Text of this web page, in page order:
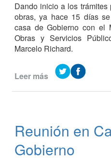
Dando inicio a los
obras, ya hace 15 días
casa de Gobierno con el
Obras y Servicios
Marcelo Richard.
Leer más de
de
Obras
Sanitarias
Reunión en
Gobierno